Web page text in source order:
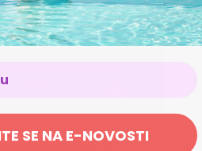
na rijeci Tari
na rijeci Tari
SE NA E-NOVOSTI